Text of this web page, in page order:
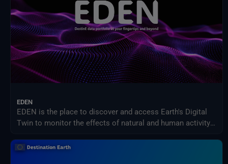
EDEN
EDEN is the place to discover and access Earth's Digital
Twin to monitor the effects of natural and human activity
policies to climate-related challenges.